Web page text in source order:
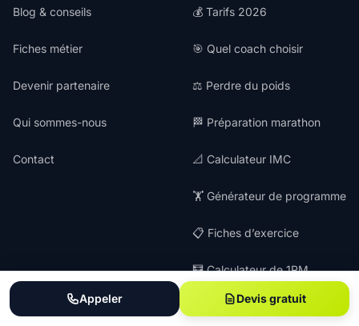
Appeler Devis gratuit
Blog & conseils
Fiches métier
Devenir partenaire
Qui sommes-nous
Contact
💰 Tarifs 2026
🎯 Quel coach choisir
⚖️ Perdre du poids
🏁 Préparation marathon
📐 Calculateur IMC
🏋️ Générateur de programme
📋 Fiches d’exercice
🧮 Calculateur de 1RM